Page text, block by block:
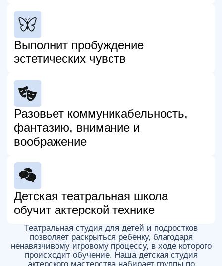
9-11 лет
1 день в неделю по 3 часа
Четверг 16:00 - 19:00
Суббота 13:20 - 16:20или
Воскресенье 13:20 - 16:20
Сценическая речь (45 мин)
Сценическое движение (45 мин)
Актёрское мастерство (45 мин)
м. Профсоюзная/Вавиловская
Архитектора Власова 6
Стоимость
15 750 ₽
1 313 ₽ /час
ЗАПИСЬ В ГРУППУ
12-15 лет
1 день в неделю по 3 часа
Пятница 16:10 - 19:10
или
Воскресенье 17:10 - 20:10
Сценическая речь (45 мин)
Вокал (30 мин)